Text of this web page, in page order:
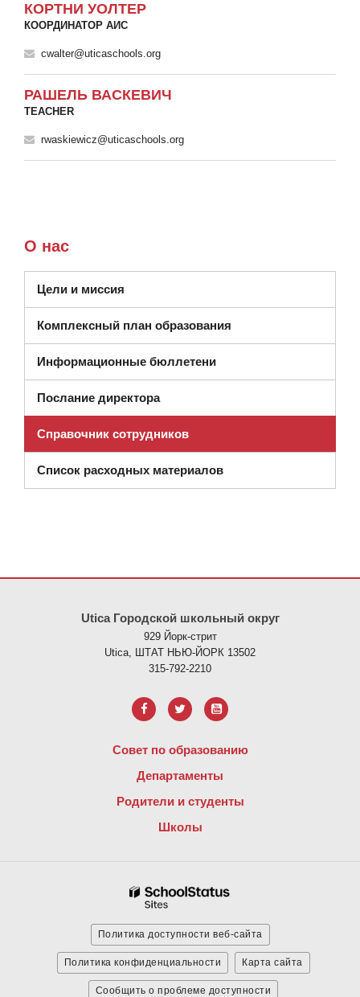
КОРТНИ УОЛТЕР
КООРДИНАТОР АИС
cwalter@uticaschools.org
РАШЕЛЬ ВАСКЕВИЧ
TEACHER
rwaskiewicz@uticaschools.org
О нас
Цели и миссия
Комплексный план образования
Информационные бюллетени
Послание директора
Справочник сотрудников
Список расходных материалов(открывается в новом
Utica Городской школьный округ
929 Йорк-стрит
Utica, ШТАТ НЬЮ-ЙОРК 13502
315-792-2210
Совет по образованию
Департаменты
Родители и студенты
Школы
Политика доступности веб-сайта
Политика конфиденциальности Карта сайта
Сообщить о проблеме доступности